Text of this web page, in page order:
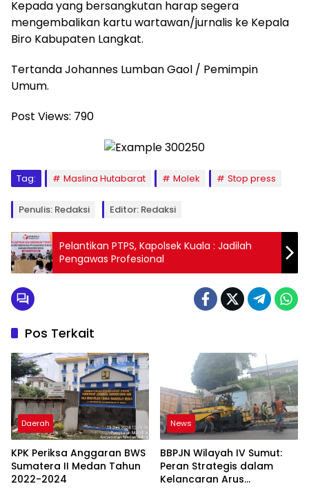
Kepada yang bersangkutan harap segera
mengembalikan kartu wartawan/jurnalis ke Kepala
Biro Kabupaten Langkat.
Tertanda Johannes Lumban Gaol / Pemimpin
Umum.
Post Views: 790
Tag: Maslina Hutabarat Molek Stop press
Penulis: Redaksi Editor: Redaksi
Pelantikan PTPS, Kapolsek Kuala : Jadilah
Pengawas Profesional
Pos Terkait
Daerah
KPK Periksa Anggaran BWS
Sumatera II Medan Tahun
2022-2024
News
BBPJN Wilayah IV Sumut:
Peran Strategis dalam
Kelancaran Arus